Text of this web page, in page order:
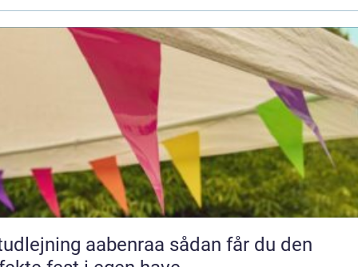
aabenraa sådan får du den